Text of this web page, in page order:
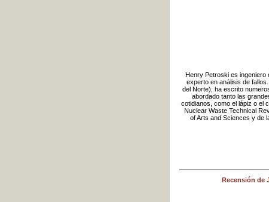
Henry Petroski es ingeniero
experto en análisis de
del Norte), ha escrito
abordado tanto las
cotidianos, como el lápiz o el
Nuclear Waste Technical
of Arts and Sciences y de
Recensión de